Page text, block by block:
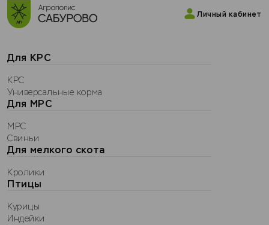
Личный кабинет
Для КРС
КРС
Универсальные корма
Для МРС
МРС
Свиньи
Для мелкого скота
Кролики
Птицы
Курицы
Индейки